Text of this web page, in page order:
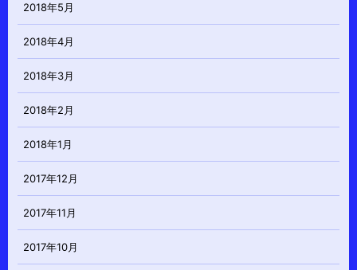
2018年5月
2018年4月
2018年3月
2018年2月
2018年1月
2017年12月
2017年11月
2017年10月